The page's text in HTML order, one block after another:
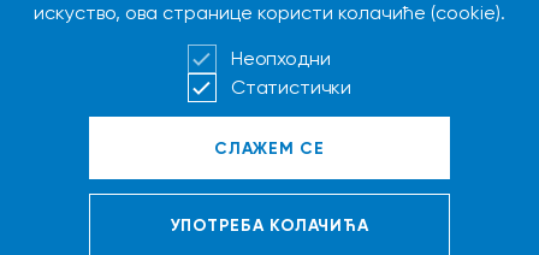
искуство, ова странице користи колачиће (cookie).
Неопходни
Статистички
УПОТРЕБА КОЛАЧИЋА
квалификације и аукције које се
спроводе у Компанији.
Copyright © 2026. NIS a.d. Novi Sad. НИС а.д. Нови Сад. Сва права
задржана.